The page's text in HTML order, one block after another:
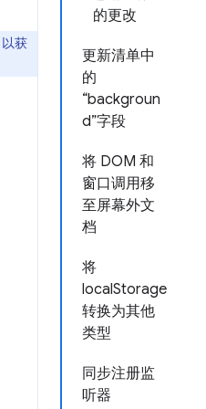
的更改
更新清单中
的
“backgroun
d”字段
将 DOM 和
窗口调用移
至屏幕外文
档
将
localStorage
转换为其他
类型
同步注册监
听器
以获